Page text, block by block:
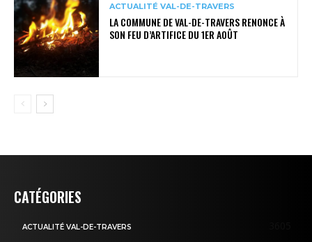
ACTUALITÉ VAL-DE-TRAVERS
LA COMMUNE DE VAL-DE-TRAVERS RENONCE À
SON FEU D’ARTIFICE DU 1ER AOÛT
CATÉGORIES
ACTUALITÉ VAL-DE-TRAVERS